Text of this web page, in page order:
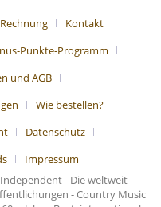
Kontakt
Punkte-Programm
und AGB
Wie bestellen?
Datenschutz
Impressum
- Die weltweit
- Country Music